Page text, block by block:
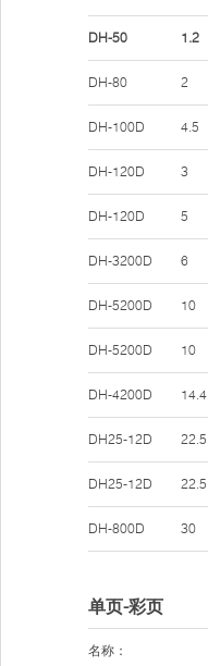
DH-50 1.2
DH-80 2
DH-100D 4.5
DH-120D 3
DH-120D 5
DH-3200D 6
DH-5200D 10
DH-5200D 10
DH-4200D 14.4
DH25-12D 22.5
DH25-12D 22.5
DH-800D 30
单页-彩页
名称：